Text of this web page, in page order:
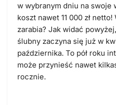
w wybranym dniu na swoje
koszt nawet 11 000 zł
zarabia? Jak widać
ślubny zaczyna się już w
października. To pół roku
może przynieść nawet
rocznie.